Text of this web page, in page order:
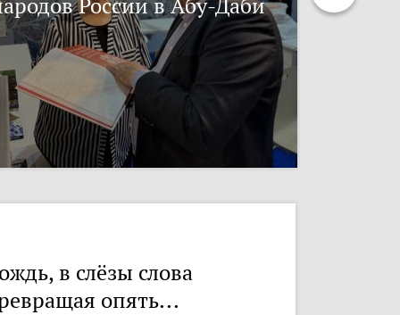
России в Абу-Даби
в слёзы слова
опять...